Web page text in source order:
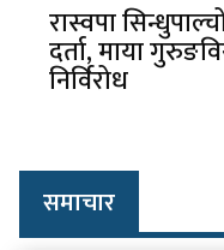
रास्वपा
दर्ता, माया
निर्विरोध
समाचार